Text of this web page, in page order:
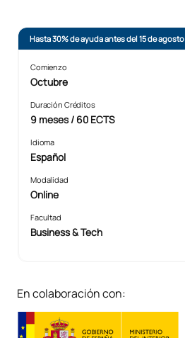
Hasta 30% de ayuda antes del 15 de agosto
Comienzo
Octubre
Duración Créditos
9 meses / 60 ECTS
Idioma
Español
Modalidad
Online
Facultad
Business & Tech
En colaboración con: